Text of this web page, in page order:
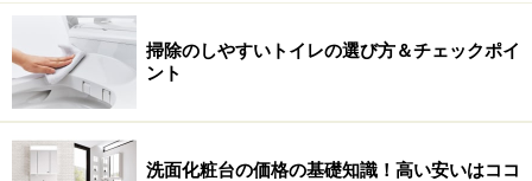
すい工夫が。カウンター上部にさまざまな物が置けるド
ライエリアも確保、カウンター奥の壁には、フックやラ
ックが設けられているので、アクセサリーや眼鏡などの
仮置きなどにも便利でしょう。
掃除のしやすいトイレの選び方＆チェックポイ
ント
洗面化粧台の価格の基礎知識！高い安いはココ